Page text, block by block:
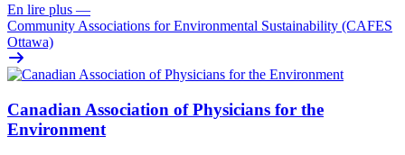
En lire plus —
Community Associations for Environmental Sustainability (CAFES
Ottawa)
Canadian Association of Physicians for the
Environment